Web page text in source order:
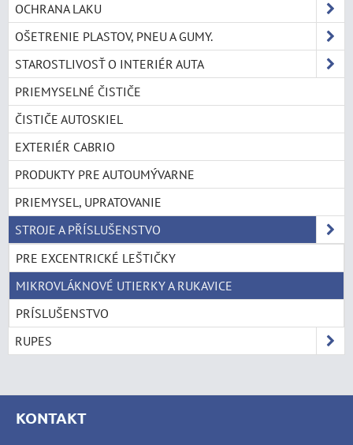
OCHRANA LAKU
OŠETRENIE PLASTOV, PNEU A GUMY.
STAROSTLIVOSŤ O INTERIÉR AUTA
PRIEMYSELNÉ ČISTIČE
ČISTIČE AUTOSKIEL
EXTERIÉR CABRIO
PRODUKTY PRE AUTOUMÝVARNE
PRIEMYSEL, UPRATOVANIE
STROJE A PŘÍSLUŠENSTVO
PRE EXCENTRICKÉ LEŠTIČKY
MIKROVLÁKNOVÉ UTIERKY A RUKAVICE
PRÍSLUŠENSTVO
RUPES
KONTAKT